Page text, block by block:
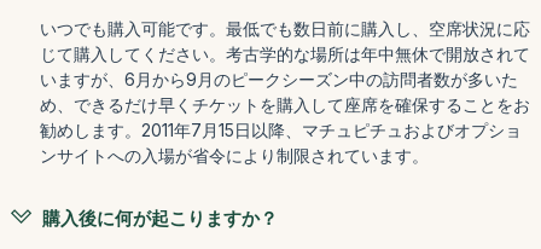
いつでも購入可能です。最低でも数日前に購入し、空席状況に応
じて購入してください。考古学的な場所は年中無休で開放されて
いますが、6月から9月のピークシーズン中の訪問者数が多いた
め、できるだけ早くチケットを購入して座席を確保することをお
勧めします。2011年7月15日以降、マチュピチュおよびオプショ
ンサイトへの入場が省令により制限されています。
購入後に何が起こりますか？